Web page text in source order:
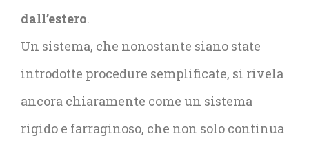
dall’estero.
Un sistema, che nonostante siano state
introdotte procedure semplificate, si rivela
ancora chiaramente come un sistema
rigido e farraginoso, che non solo continua